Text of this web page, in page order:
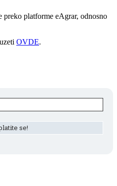
preko platforme eAgrar, odnosno
OVDE.